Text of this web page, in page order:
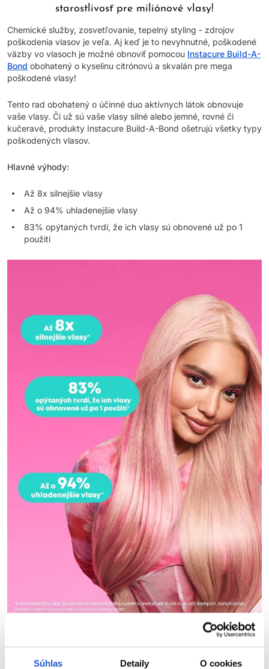
Súhlas Detaily O cookies
starostlivosť pre miliónové vlasy!
Chemické služby, zosvetľovanie, tepelný styling - zdrojov
poškodenia vlasov je veľa. Aj keď je to nevyhnutné, poškodené
väzby vo vlasoch je možné obnoviť pomocou Instacure Build-A-
Bond obohatený o kyselinu citrónovú a skvalán pre mega
poškodené vlasy!
Tento rad obohatený o účinné duo aktívnych látok obnovuje
vaše vlasy. Či už sú vaše vlasy silné alebo jemné, rovné či
kučeravé, produkty Instacure Build-A-Bond ošetrujú všetky typy
poškodených vlasov.
Hlavné výhody:
Až 8x silnejšie vlasy
Až o 94% uhladenejšie vlasy
83% opýtaných tvrdí, že ich vlasy sú obnovené už po 1
použití
Krok 1: Instacure Build-A-Bond šampón pre mega poškodené